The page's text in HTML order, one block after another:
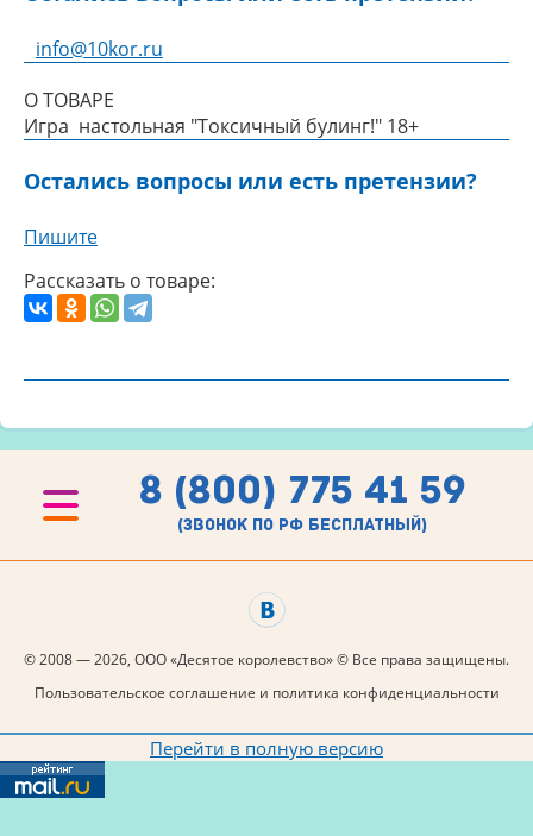
info@10kor.ru
О ТОВАРЕ
Игра настольная "Токсичный булинг!" 18+
Остались вопросы или есть претензии?
Пишите
Рассказать о товаре:
8 (800) 775 41 59
(звонок по рф бесплатный)
© 2008 — 2026, ООО «Десятое королевство» © Все права защищены.
Пользовательское соглашение и политика конфиденциальности
Перейти в полную версию